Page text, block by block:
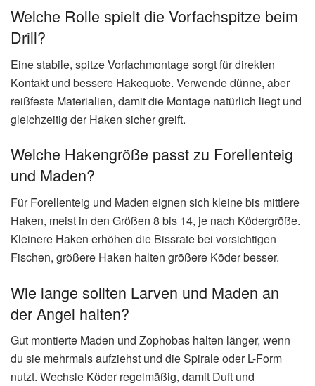
Welche Rolle spielt die Vorfachspitze beim
Drill?
Eine stabile, spitze Vorfachmontage sorgt für direkten
Kontakt und bessere Hakequote. Verwende dünne, aber
reißfeste Materialien, damit die Montage natürlich liegt und
gleichzeitig der Haken sicher greift.
Welche Hakengröße passt zu Forellenteig
und Maden?
Für Forellenteig und Maden eignen sich kleine bis mittlere
Haken, meist in den Größen 8 bis 14, je nach Ködergröße.
Kleinere Haken erhöhen die Bissrate bei vorsichtigen
Fischen, größere Haken halten größere Köder besser.
Wie lange sollten Larven und Maden an
der Angel halten?
Gut montierte Maden und Zophobas halten länger, wenn
du sie mehrmals aufziehst und die Spirale oder L-Form
nutzt. Wechsle Köder regelmäßig, damit Duft und